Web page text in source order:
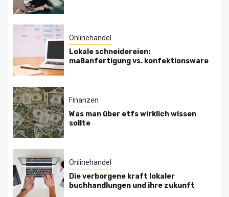
Onlinehandel
Lokale schneidereien:
maßanfertigung vs. konfektionsware
Finanzen
Was man über etfs wirklich wissen
sollte
Onlinehandel
Die verborgene kraft lokaler
buchhandlungen und ihre zukunft